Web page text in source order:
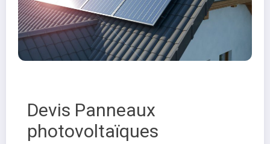
Devis Panneaux
photovoltaïques